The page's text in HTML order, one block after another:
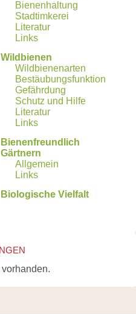
Bienenhaltung
Stadtimkerei
Literatur
Links
Wildbienen
Wildbienenarten
Bestäubungsfunktion
Gefährdung
Schutz und Hilfe
Literatur
Links
Bienenfreundlich
Gärtnern
Allgemein
Links
Biologische Vielfalt